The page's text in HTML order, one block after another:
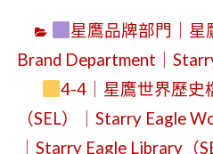
星鷹品牌部門｜星
Brand Department｜
4-4｜星鷹世界歷史
（SEL）｜Starry Eagle
｜Starry Eagle Library（